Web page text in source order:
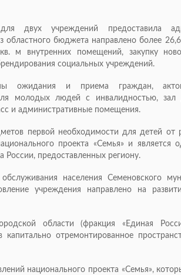
двух учреждений предоставила
областного бюджета направлено более
м внутренних помещений, закупку
социальных учреждений.
ожидания и приема граждан,
молодых людей с инвалидностью, зал
и административные помещения.
первой необходимости для детей
проекта «Семья» и является
предоставленных региону.
населения Семеновского
учреждения направлено на
области (фракция «Единая
отремонтированное
национального проекта «Семья»,